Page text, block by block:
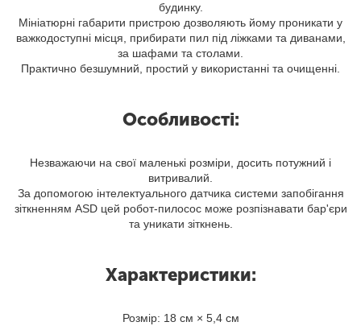
будинку.
Мініатюрні габарити пристрою дозволяють йому проникати у
важкодоступні місця, прибирати пил під ліжками та диванами,
за шафами та столами.
Практично безшумний, простий у використанні та очищенні.
Особливості:
Незважаючи на свої маленькі розміри, досить потужний і
витривалий.
За допомогою інтелектуального датчика системи запобігання
зіткненням ASD цей робот-пилосос може розпізнавати бар'єри
та уникати зіткнень.
Характеристики:
Розмір: 18 см × 5,4 см